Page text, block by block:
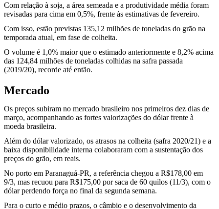
Com relação à soja, a área semeada e a produtividade média foram
revisadas para cima em 0,5%, frente às estimativas de fevereiro.
Com isso, estão previstas 135,12 milhões de toneladas do grão na
temporada atual, em fase de colheita.
O volume é 1,0% maior que o estimado anteriormente e 8,2% acima
das 124,84 milhões de toneladas colhidas na safra passada
(2019/20), recorde até então.
Mercado
Os preços subiram no mercado brasileiro nos primeiros dez dias de
março, acompanhando as fortes valorizações do dólar frente à
moeda brasileira.
Além do dólar valorizado, os atrasos na colheita (safra 2020/21) e a
baixa disponibilidade interna colaboraram com a sustentação dos
preços do grão, em reais.
No porto em Paranaguá-PR, a referência chegou a R$178,00 em
9/3, mas recuou para R$175,00 por saca de 60 quilos (11/3), com o
dólar perdendo força no final da segunda semana.
Para o curto e médio prazos, o câmbio e o desenvolvimento da